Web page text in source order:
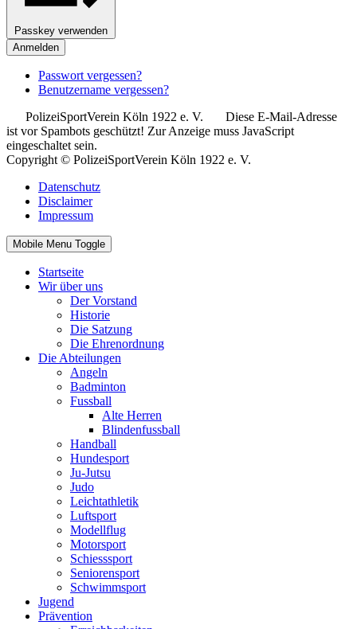
Passkey verwenden
Anmelden
Passwort vergessen?
Benutzername vergessen?
PolizeiSportVerein Köln 1922 e. V.
Diese E-Mail-Adresse
ist vor Spambots geschützt! Zur Anzeige muss JavaScript
eingeschaltet sein.
Copyright © PolizeiSportVerein Köln 1922 e. V.
Datenschutz
Disclaimer
Impressum
Mobile Menu Toggle
Startseite
Wir über uns
Der Vorstand
Historie
Die Satzung
Die Ehrenordnung
Die Abteilungen
Angeln
Badminton
Fussball
Alte Herren
Blindenfussball
Handball
Hundesport
Ju-Jutsu
Judo
Leichtathletik
Luftsport
Modellflug
Motorsport
Schiesssport
Seniorensport
Schwimmsport
Jugend
Prävention